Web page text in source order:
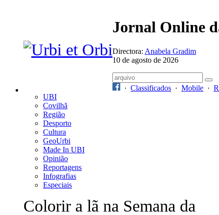
Jornal Online
Directora: Anabela Gradim
10 de agosto de 2026
· Classificados · Mobile ·
UBI
Covilhã
Região
Desporto
Cultura
GeoUrbi
Made In UBI
Opinião
Reportagens
Infografias
Especiais
Colorir a lã na Semana da